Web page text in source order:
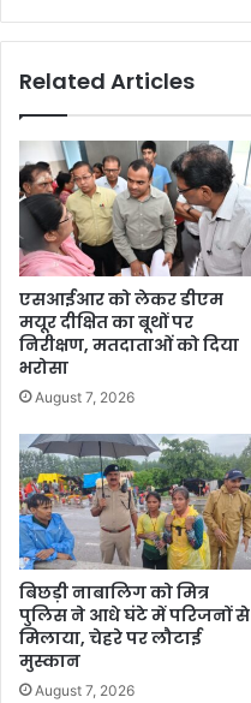
Related Articles
एसआईआर को लेकर डीएम
मयूर दीक्षित का बूथों पर
निरीक्षण, मतदाताओं को दिया
भरोसा
August 7, 2026
बिछड़ी नाबालिग को मित्र
पुलिस ने आधे घंटे में परिजनों से
मिलाया, चेहरे पर लौटाई
मुस्कान
August 7, 2026